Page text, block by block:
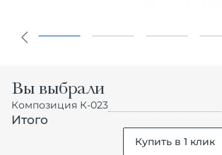
Вы выбрали
Композиция К-023
Итого
Купить в 1 клик